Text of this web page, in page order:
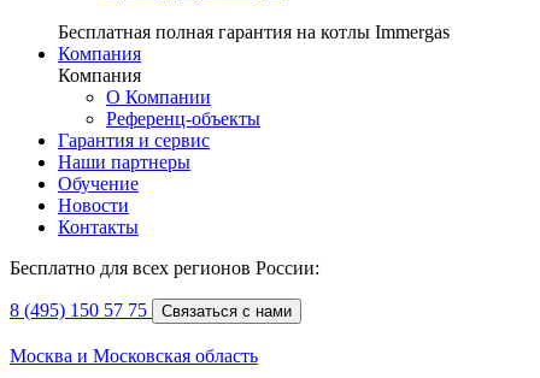
Бесплатная полная гарантия на котлы Immergas
Компания
Компания
О Компании
Референц-объекты
Гарантия и сервис
Наши партнеры
Обучение
Новости
Контакты
Бесплатно для всех регионов России:
8 (495) 150 57 75 Связаться с нами
Москва и Московская область